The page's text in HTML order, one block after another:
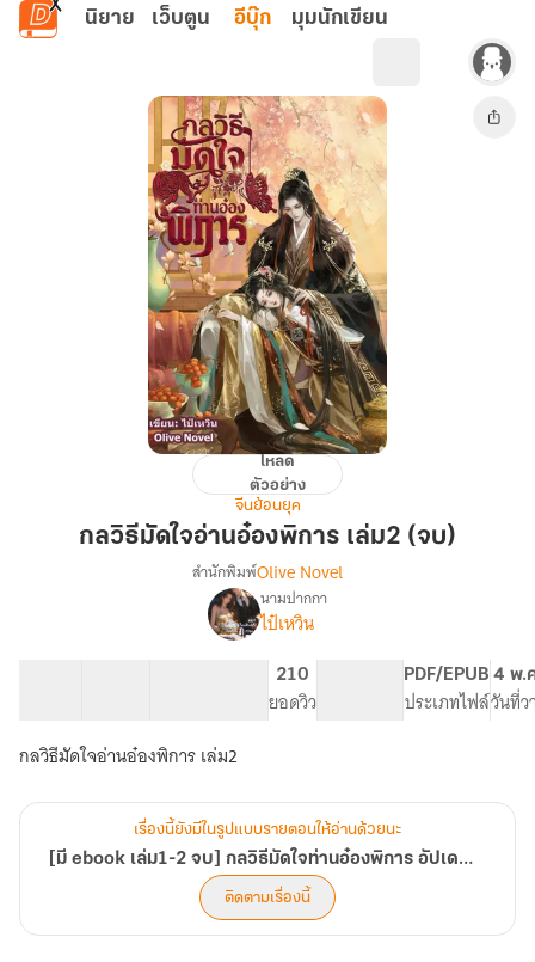
ข้ามไปยังเนื้อหาหลัก
นิยาย เว็บตูน อีบุ๊ก มุมนักเขียน
กลวิธี
ใจ
โหลด
ตัวอย่าง
จีนย้อนยุค
กลวิธีมัดใจอ่านอ๋องพิการ เล่ม2 (จบ)
เรื่อง[มี
ebook
เล่ม1-
จบ]
กลวิธี
ท่าน
อ๋อง
พิการ
อัปเดต
วัน
ละ
ตอน
สำนักพิมพ์Olive Novel
นามปากกา
ไป๋เหวิน
210
ยอดวิว
PDF/EPUB
ประเภทไฟล์
4 พ.
วันที่ว
กลวิธีมัดใจอ่านอ๋องพิการ เล่ม2
เรื่องนี้ยังมีในรูปแบบรายตอนให้อ่านด้วยนะ
[มี ebook เล่ม1-2 จบ] กลวิธีมัดใจท่านอ๋องพิการ อัปเดตวันละตอน
ติดตามเรื่องนี้